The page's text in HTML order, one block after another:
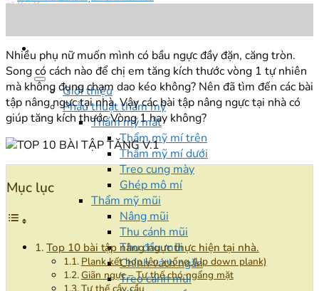
Giới thiệu
Phẫu thuật thẩm mỹ
Thẩm mỹ mắt
Thẩm mỹ mí trên
Thẩm mỹ mí dưới
Treo cung mày
Ghép mô mí
Thẩm mỹ mũi
Nâng mũi
Thu cánh mũi
Thu đầu mũi
Chỉnh vách ngăn
Treo cánh mũi
Nhiều phụ nữ muốn mình có bầu ngực đầy đặn, căng tròn.
Song có cách nào để chị em tăng kích thước vòng 1 tự nhiên
mà không đụng chạm dao kéo không? Nên đã tìm đến các bài
tập nâng ngực tại nhà. Vậy các bài tập nâng ngực tại nhà có
giúp tăng kích thước Vòng 1 hay không?
Mục lục
Top 10 bài tập nâng ngực thực hiện tại nhà.
Plank kết hợp lên xuống (Up down plank)
Giãn ngực – Tư thế chó ngẩng mặt